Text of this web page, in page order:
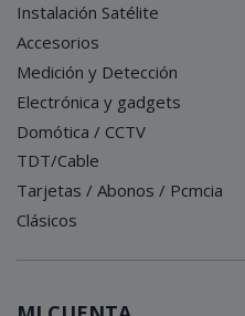
Instalación Satélite
Accesorios
Medición y Detección
Electrónica y gadgets
Domótica / CCTV
TDT/Cable
Tarjetas / Abonos / Pcmcia
Clásicos